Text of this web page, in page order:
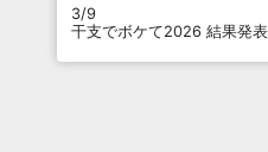
3/9
干支でボケて2026 結果発表